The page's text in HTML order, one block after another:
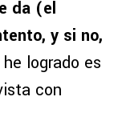
da (el
y si no,
logrado es
con